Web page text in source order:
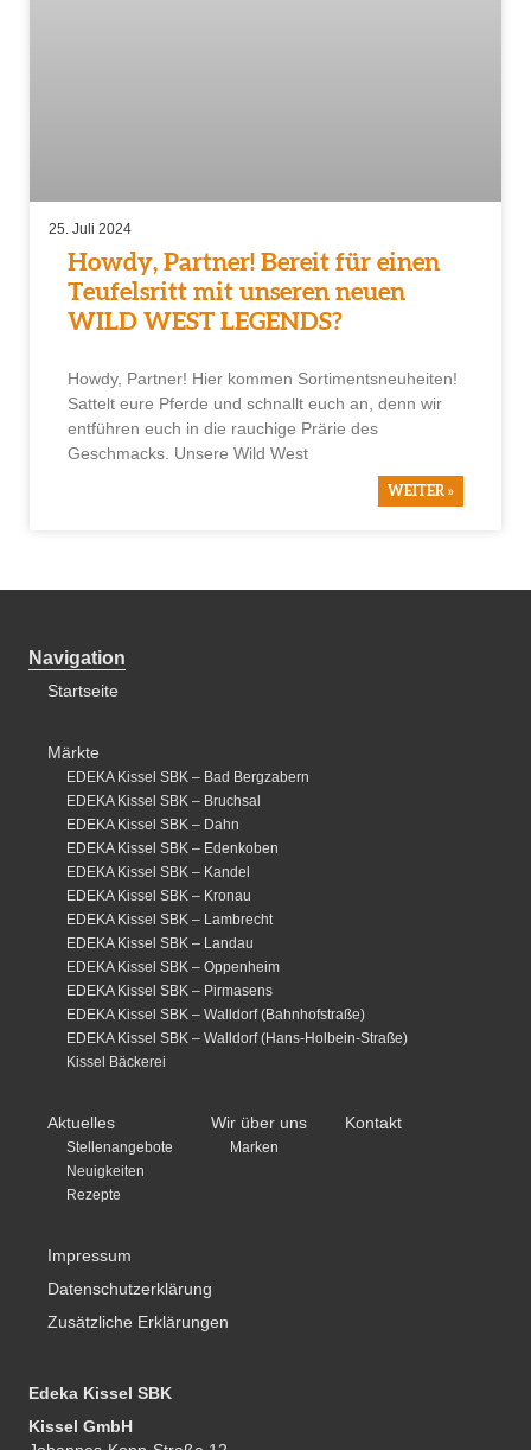
Howdy, Partner! Bereit für einen
Teufelsritt mit unseren neuen
WILD WEST LEGENDS?
Howdy, Partner! Hier kommen Sortimentsneuheiten!
Sattelt eure Pferde und schnallt euch an, denn wir
entführen euch in die rauchige Prärie des
Geschmacks. Unsere Wild West
WEITER »
25. Juli 2024
Navigation
Startseite
Märkte
EDEKA Kissel SBK – Bad Bergzabern
EDEKA Kissel SBK – Bruchsal
EDEKA Kissel SBK – Dahn
EDEKA Kissel SBK – Edenkoben
EDEKA Kissel SBK – Kandel
EDEKA Kissel SBK – Kronau
EDEKA Kissel SBK – Lambrecht
EDEKA Kissel SBK – Landau
EDEKA Kissel SBK – Oppenheim
EDEKA Kissel SBK – Pirmasens
EDEKA Kissel SBK – Walldorf (Bahnhofstraße)
EDEKA Kissel SBK – Walldorf (Hans-Holbein-Straße)
Kissel Bäckerei
Aktuelles
Stellenangebote
Neuigkeiten
Rezepte
Wir über uns
Marken
Kontakt
Impressum
Datenschutzerklärung
Zusätzliche Erklärungen
Edeka Kissel SBK
Kissel GmbH